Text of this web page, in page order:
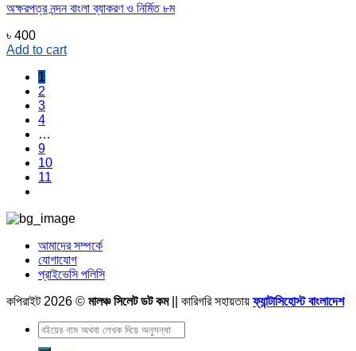
অক্ষরপত্র নন্দন বাংলা ব্যাকরণ ও নির্মিত ৮ম
৳ 400
Add to cart
1
2
3
4
…
9
10
11
আমাদের সম্পর্কে
যোগাযোগ
প্রাইভেসি পলিসি
কপিরাইট 2026 © মালঞ্চ সিলেট ডট কম|| কারিগরি সহায়তায়ফ্যান্টাসিহোস্ট বাংলাদেশ
Search
for: